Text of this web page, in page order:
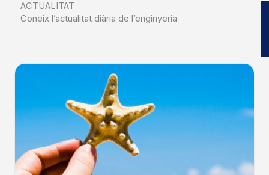
ACTUALITAT
Coneix l’actualitat diària de l’enginyeria